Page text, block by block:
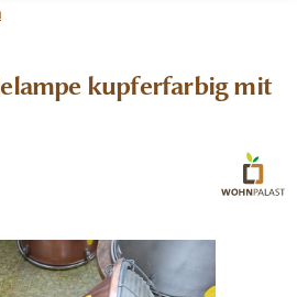
kupferfarbig mit